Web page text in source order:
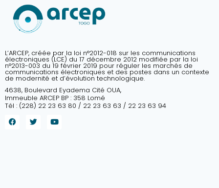
L’ARCEP, créée par la loi n°2012-018 sur les communications
électroniques (LCE) du 17 décembre 2012 modifiée par la loi
n°2013-003 du 19 février 2019 pour réguler les marchés de
communications électroniques et des postes dans un contexte
de modernité et d’évolution technologique.
4638, Boulevard Eyadema Cité OUA,
Immeuble ARCEP BP : 358 Lomé
Tél : (228) 22 23 63 80 / 22 23 63 63 / 22 23 63 94